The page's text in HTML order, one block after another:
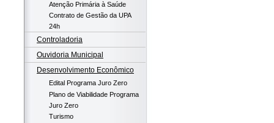
Atenção Primária à Saúde
Contrato de Gestão da UPA
24h
Controladoria
Ouvidoria Municipal
Desenvolvimento Econômico
Edital Programa Juro Zero
Plano de Viabilidade Programa
Juro Zero
Turismo